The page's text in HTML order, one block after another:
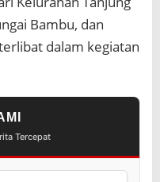
Bambu, dan
dalam kegiatan
Tercepat